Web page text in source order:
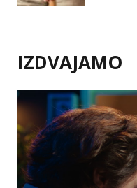
IZDVAJAMO